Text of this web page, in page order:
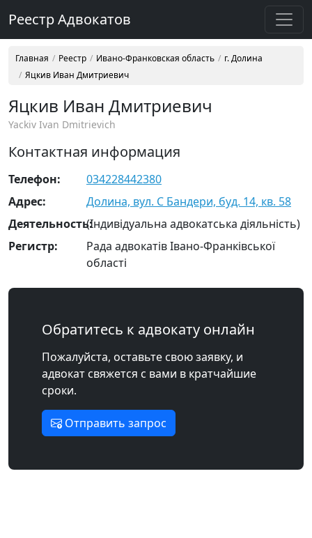
Реестр Адвокатов
Главная Реестр Ивано-Франковская область
г. Долина
Яцкив Иван Дмитриевич
Яцкив Иван Дмитриевич
Yackiv Ivan Dmitrievich
Контактная информация
Телефон:
034228442380
Адрес:
Долина, вул. С Бандери, буд. 14, кв. 58
Деятельность:(Індивідуальна адвокатська діяльність)
Регистр:
Рада адвокатів Івано-Франківської
області
Обратитесь к адвокату онлайн
Пожалуйста, оставьте свою заявку, и
адвокат свяжется с вами в кратчайшие
сроки.
Отправить запрос